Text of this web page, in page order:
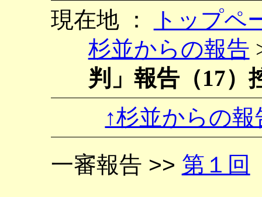
現在地 ：
トップペ
杉並からの報告
判」報告（17）
↑杉並からの報
一審報告 >> 第１回